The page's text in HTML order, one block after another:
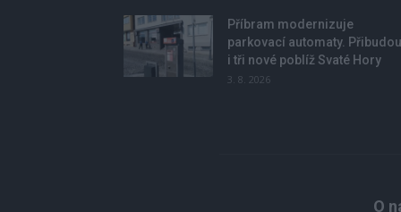
Příbram modernizuje
parkovací automaty. Přibudou
i tři nové poblíž Svaté Hory
3. 8. 2026
O